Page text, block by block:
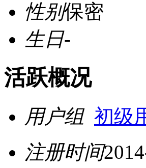
性别保密
生日-
活跃概况
用户组 初级
注册时间